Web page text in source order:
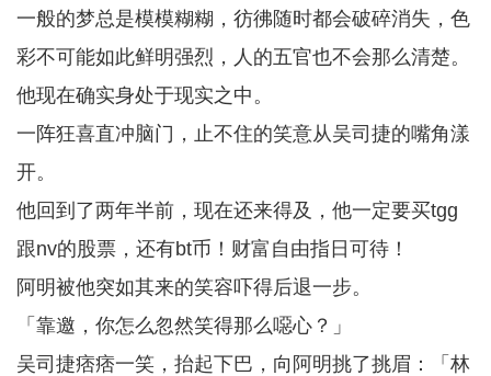
一般的梦总是模模糊糊，彷彿随时都会破碎消失，色
彩不可能如此鲜明强烈，人的五官也不会那么清楚。
他现在确实身处于现实之中。
一阵狂喜直冲脑门，止不住的笑意从吴司捷的嘴角漾
开。
他回到了两年半前，现在还来得及，他一定要买tgg
跟nv的股票，还有bt币！财富自由指日可待！
阿明被他突如其来的笑容吓得后退一步。
「靠邀，你怎么忽然笑得那么噁心？」
吴司捷痞痞一笑，抬起下巴，向阿明挑了挑眉：「林